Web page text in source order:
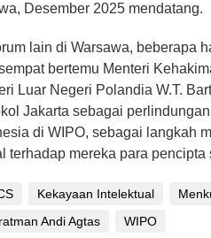
Desember 2025 mendatang.
lain di Warsawa, beberapa
bertemu Menteri
Luar Negeri Polandia W.T.
Jakarta sebagai
di WIPO, sebagai langkah
terhadap mereka para
Kekayaan Intelektual
Andi Agtas
WIPO